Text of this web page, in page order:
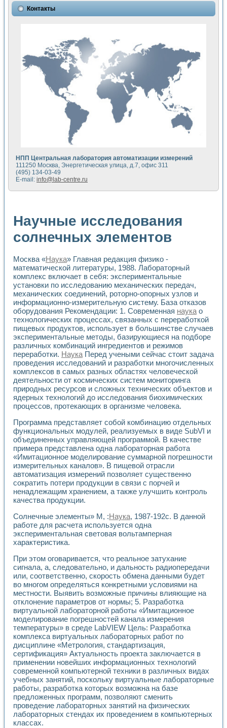
Симуляция отклика импульсного радиолокационного
Автоматизация формирования уравнений состояния для
Разработка автоматизированного стенда для измерения
Применение среды LabVIEW для построения картины
Портативная система для определения показателей
Использование LabVIEW для управления источником
Устройство для снятия вольт-амперных характеристик
Передовые научные технологии: нано-, фемто-,
Автоматизированная установка по измерению временных
Автоматизированный лабораторный комплекс на базе
Визуализация моделирования и оптимизации тепловой
Виртуальный прибор для исследования функциональных
Исследование возможности создания экономичного
Исследование кинетики движения макрочастиц в
Метод прогнозирования свойств дисперсных продуктов
Недорогая система управления сверхпроводящим
Применение технологий NI в курсе экспериментальной
Расчет переноса аэрозоля и выпадения осадка в
Применение NI VISION для геометрического анализа в
Система температурной стабилизации
Управление движением с помощью программно -
Система управления асинхронным тиристорным
Лазерный профилометр
Применение средств NATIONAL INSTRUMENTS для
Разработка автоматизированного стенда для
Автоматизированный стенд рентгеновской диагностики
Высокочувствительные оптоэлектронные
Установка для измерения диэлектрических свойств
Исследование кинетики зарождения и развития
Лабораторный электрический импедансный томограф на
Микрозондовая система для характеризации
Метод траекторий в исследовании
Промышленная автоматизация
Автоматизация технологических процессов получения
Использование систем технического зрения для контроля
Исследование электромагнитных переходных процессов
Применение LabVIEW при разработке обучающих
Система блокировок, сигнализации и защиты ускорителя
Система сбора данных и управления процессом
Управление температурой газовой среды специальной
Разработка программного обеспечения с
Использование технологий NATIONAL INSTRUMENTS
Оборудование для промышленной термотрансферной
Автоматизация реометрических исследований на базе
Применение измерителя иммитанса для исследова¬ния
Исследование электромагнитных переходных процессов
Автоматизация контроля сварных швов на базе
Измерительный контроль с применением
Моделирование надежности и эффективности систем
Автоматизация лабораторного стенда по измерению
Автоматизированные лабораторные комплексы для
Виртуальный прибор для исследования нелинейных
Использование виртуальных приборов в процесе
Использование программ ELECTRONICS WORKBENCH-
Лабораторный практикум по дисциплине «Цифровые
Лабораторный практикум по ИНС на основе LabVIEW
Лабораторный практикум по основам теории коммутации
Опыт использования NI LabVIEW для создания
Применение LabVIEW для исследования течения в
Создание виртуальной работы «Изучение магнитных
Обратный маятник
Устройство для изучения основ интерфейсов обмена по
Лабораторный практикум: изучение адиабатического
Стенд для исследования электрических переходных
Система статистической обработки результатов
Автоматизация лазерно-плазменных измерений с
Контакты
НПП Центральная лаборатория автоматизации измерений
111250 Москва, Энергетическая улица, д.7, офис 311
(495) 134-03-49
E-mail: info@lab-centre.ru
Научные исследования
солнечных элементов
Москва «Наука» Главная редакция физико -
математической литературы, 1988. Лабораторный
комплекс включает в себя: экспериментальные
установки по исследованию механических передач,
механических соединений, роторно-опорных узлов и
информационно-измерительную систему. База отказов
оборудования Рекомендации: 1. Современная наукао
технологических процессах, связанных с переработкой
пищевых продуктов, использует в большинстве случаев
экспериментальные методы, базирующиеся на подборе
различных комбинаций ингредиентов и режимов
переработки. НаукаПеред учеными сейчас стоит задача
проведения исследований и разработки многочисленных
комплексов в самых разных областях человеческой
деятельности от космических систем мониторинга
природных ресурсов и сложных технических объектов и
ядерных технологий до исследования биохимических
процессов, протекающих в организме человека.
Программа представляет собой комбинацию отдельных
функциональных модулей, реализуемых в виде SubVI и
объединенных управляющей программой. В качестве
примера представлена одна лабораторная работа
«Имитационное моделирование суммарной погрешности
измерительных каналов». В пищевой отрасли
автоматизация измерений позволяет существенно
сократить потери продукции в связи с порчей и
ненадлежащим хранением, а также улучшить контроль
качества продукции.
Солнечные элементы» М, :Наука, 1987-192с. В данной
работе для расчета используется одна
экспериментальная световая вольтамперная
характеристика.
При этом оговаривается, что реальное затухание
сигнала, а, следовательно, и дальность радиопередачи
или, соответственно, скорость обмена данными будет
во многом определяться конкретными условиями на
местности. Выявить возможные причины влияющие на
отклонение параметров от нормы; 5. Разработка
виртуальной лабораторной работы «Имитационное
моделирование погрешностей канала измерения
температуры» в среде LabVIEW Цель: Разработка
комплекса виртуальных лабораторных работ по
дисциплине «Метрология, стандартизация,
сертификация» Актуальность проекта заключается в
применении новейших информационных технологий
современной компьютерной техники в различных видах
учебных занятий, поскольку виртуальные лабораторные
работы, разработка которых возможна на базе
предложенных программ, позволяют сменить
проведение лабораторных занятий на физических
лабораторных стендах их проведением в компьютерных
классах.